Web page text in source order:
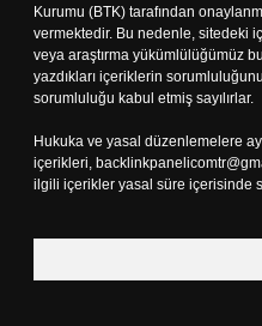
Kurumu (BTK) tarafından
vermektedir. Bu nedenle, sitedeki
veya araştırma yükümlülüğümüz
yazdıkları içeriklerin
sorumluluğu kabul etmiş sayılırlar.
Hukuka ve yasal düzenlemelere
içerikleri,
ilgili içerikler yasal süre içerisinde